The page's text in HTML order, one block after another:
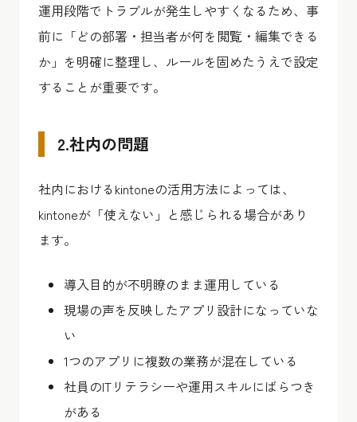
運用段階でトラブルが発生しやすくなるため、事
前に「どの部署・担当者が何を閲覧・編集できる
か」を明確に整理し、ルールを固めたうえで設定
することが重要です。
2.社内の問題
社内におけるkintoneの活用方法によっては、
kintoneが「使えない」と感じられる場合があり
ます。
導入目的が不明瞭のまま運用している
現場の声を反映したアプリ設計になっていな
い
1つのアプリに複数の業務が混在している
社員のITリテラシーや運用スキルにばらつき
がある